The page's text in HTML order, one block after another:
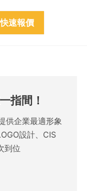
快速報價
指間！
供企業最適形象
設計、CIS
到位